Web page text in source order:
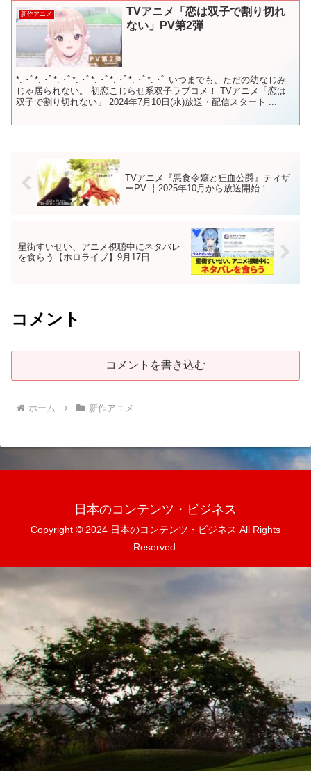
新作アニメ
TVアニメ「恋は双子で割り切れ
ない」PV第2弾
*. ･ﾟ*. ･ﾟ*. ･ﾟ*. ･ﾟ*. ･ﾟ*. ･ﾟ*. ･ﾟ*. ･ﾟ いつまでも、ただの幼なじみ
じゃ居られない。 初恋こじらせ系双子ラブコメ！ TVアニメ「恋は
双子で割り切れない」 2024年7月10日(水)放送・配信スタート ...
TVアニメ『悪食令嬢と狂血公爵』ティザ
ーPV ┋2025年10月から放送開始！
星街すいせい、アニメ視聴中にネタバレ
を食らう【ホロライブ】9月17日
コメント
コメントを書き込む
ホーム 新作アニメ
日本のコンテンツ・ビジネス
Copyright © 2024 日本のコンテンツ・ビジネス All Rights
Reserved.